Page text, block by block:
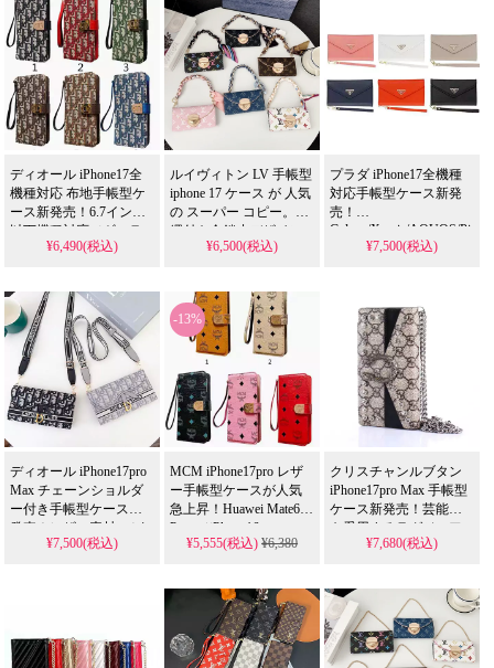
台、耐衝撃＆防水機能
で実用性抜群。iPhone17
ケースとして使える格
安価格、
iPhone16pro/15promaxケ
ースとしてもおすすめ
の多機能アイテム！
カード・紙幣収納可能
な多機能モデルを 格安
で提供し、芸能人 スタ
イルを手軽に取り入れ
られます。
ス人気。流行り・耐衝
撃・防水。かわいい・
格安。おすすめiPhone17
ケース / 17プロプラスケ
ディオール iPhone17全
機種対応 布地手帳型ケ
ース新発売！6.7インチ
以下機種対応（ギャラ
クシー、aquos、エクス
き6款式。人気おしゃれ
画面保護デザイン、芸
能人も愛用する耐衝撃
＆防水多機能仕様。か
わいいスタイルが流行
り、iPhone17ケースとし
て格安で手に入る。
れもの！
¥6,490(税込)
ルイヴィトン LV 手帳型
iphone 17 ケース が 人気
の スーパー コピー。手
繩付き金鎖皮デザイン
でiPhone 12-17 Pro Max
偽物 ながらカード・紙
幣収納可能な多機能モ
デルを 格安 で提供し、
芸能人 スタイルを手軽
に取り入れられます。
¥6,500(税込)
プラダ iPhone17全機種
対応手帳型ケース新発
売！
Galaxy/Xperia/AQUOS/Pixel/
全機種対応、男女兼用
アイテム、耐衝撃＆防
水の多機能仕様。かわ
いいスタイルが流行
り、iPhone17ケースとし
て格安で手に入る。
iPhone16pro/15promaxケ
ースとしても使える優
¥7,500(税込)
ディオール iPhone17pro
Max チェーンショルダ
ー付き手帳型ケース新
発売！レザー素材×メタ
ルロゴ×ブランドロゴ入
のぞき見防止機能搭
載。耐衝撃＆防水の多
¥7,500(税込)
-13%
MCM iPhone17pro レザ
ー手帳型ケースが人気
急上昇！Huawei Mate60
Pro+／iPhone16pro max
／iPhone14／Galaxy S21
きベストセラーモデ
ル、芸能人も注目する
かわいいデザイン。耐
衝撃＆防水機能で実用
¥5,555(税込)¥6,380
クリスチャンルブタン
iPhone17pro Max 手帳型
ケース新発売！芸能人
も愛用するラグジュア
リーブランド、耐衝撃
レンド先行、iPhone17ケ
ースとして格安で手に
入る。
iPhone16pro/15promaxケ
¥7,680(税込)